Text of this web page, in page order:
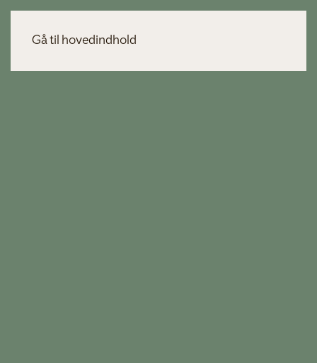
Gå til hovedindhold